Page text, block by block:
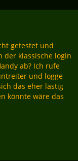
getestet und
der klassische login
ab? Ich rufe
und logge
das eher lästig
könnte wäre das